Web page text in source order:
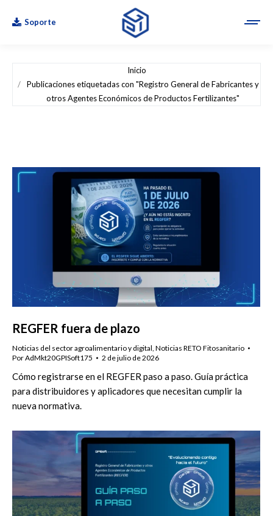
Soporte
Inicio
Publicaciones etiquetadas con "Registro General de Fabricantes y
otros Agentes Económicos de Productos Fertilizantes"
REGFER fuera de plazo
Noticias del sector agroalimentario y digital Noticias RETO Fitosanitario
PorAdMkt20GPISoft175 2 de julio de 2026
Cómo registrarse en el REGFER paso a paso. Guía práctica
para distribuidores y aplicadores que necesitan cumplir la
nueva normativa.